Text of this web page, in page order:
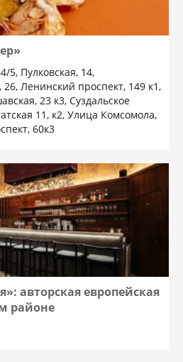
5, Пулковская, 14,
Ленинский проспект, 149 к1,
23 к3, Cуздальское
11, к2, Улица Комсомола,
60к3
авторская европейская
районе